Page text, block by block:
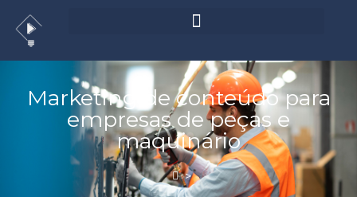
Marketing de conteúdo para
empresas de peças e
maquinário
>